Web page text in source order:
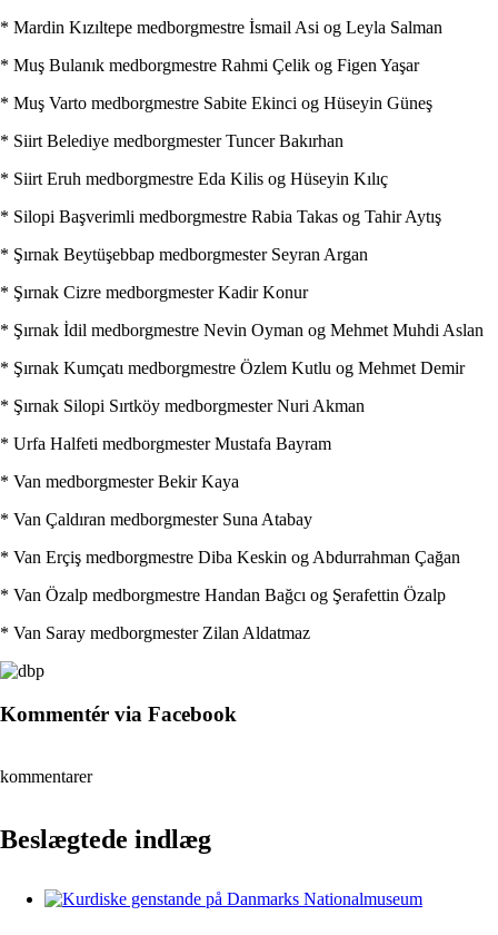
* Mardin Kızıltepe medborgmestre İsmail Asi og Leyla Salman
* Muş Bulanık medborgmestre Rahmi Çelik og Figen Yaşar
* Muş Varto medborgmestre Sabite Ekinci og Hüseyin Güneş
* Siirt Belediye medborgmester Tuncer Bakırhan
* Siirt Eruh medborgmestre Eda Kilis og Hüseyin Kılıç
* Silopi Başverimli medborgmestre Rabia Takas og Tahir Aytış
* Şırnak Beytüşebbap medborgmester Seyran Argan
* Şırnak Cizre medborgmester Kadir Konur
* Şırnak İdil medborgmestre Nevin Oyman og Mehmet Muhdi Aslan
* Şırnak Kumçatı medborgmestre Özlem Kutlu og Mehmet Demir
* Şırnak Silopi Sırtköy medborgmester Nuri Akman
* Urfa Halfeti medborgmester Mustafa Bayram
* Van medborgmester Bekir Kaya
* Van Çaldıran medborgmester Suna Atabay
* Van Erçiş medborgmestre Diba Keskin og Abdurrahman Çağan
* Van Özalp medborgmestre Handan Bağcı og Şerafettin Özalp
* Van Saray medborgmester Zilan Aldatmaz
Kommentér via Facebook
kommentarer
Beslægtede indlæg